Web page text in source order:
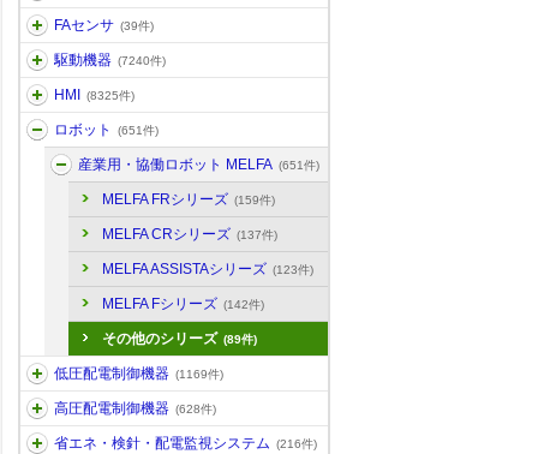
FAセンサ (39件)
駆動機器 (7240件)
HMI (8325件)
ロボット (651件)
産業用・協働ロボット MELFA (651件)
MELFA FRシリーズ (159件)
MELFA CRシリーズ (137件)
MELFA ASSISTAシリーズ (123件)
MELFA Fシリーズ (142件)
その他のシリーズ (89件)
低圧配電制御機器 (1169件)
高圧配電制御機器 (628件)
省エネ・検針・配電監視システム (216件)